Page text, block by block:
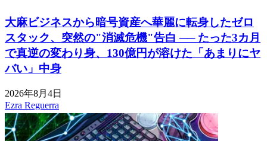
大麻ビジネスから暗号資産へ華麗に転身したゼロ
スタック、突然の"消滅危機"告白 ── たった3カ月
で真逆の変わり身、130億円が溶けた「あまりにヤ
バい」中身
2026年8月4日
Ezra Reguerra